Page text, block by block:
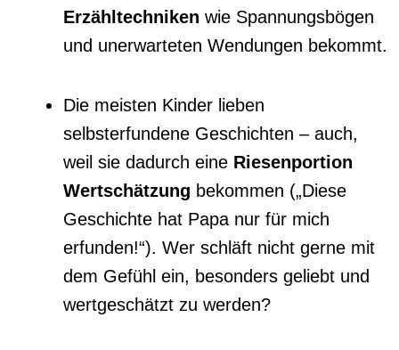
Erzähltechniken wie Spannungsbögen
und unerwarteten Wendungen bekommt.
Die meisten Kinder lieben
selbsterfundene Geschichten – auch,
weil sie dadurch eine Riesenportion
Wertschätzung bekommen („Diese
Geschichte hat Papa nur für mich
erfunden!“). Wer schläft nicht gerne mit
dem Gefühl ein, besonders geliebt und
wertgeschätzt zu werden?